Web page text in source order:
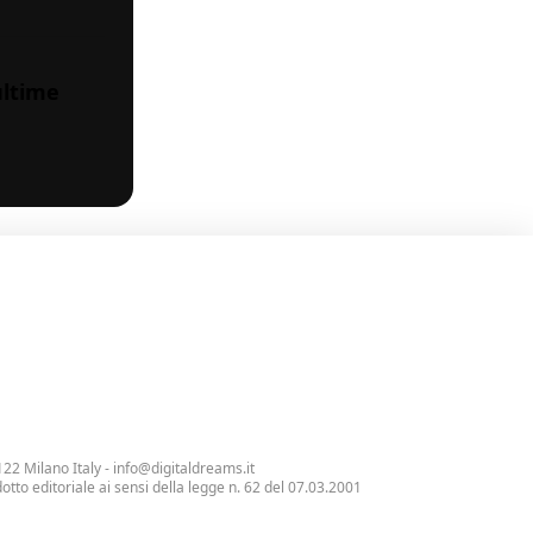
Milano Italy - info@digitaldreams.it
editoriale ai sensi della legge n. 62 del 07.03.2001